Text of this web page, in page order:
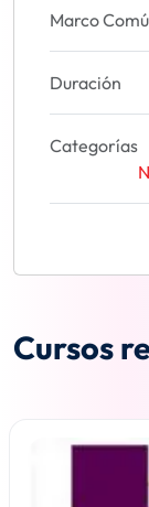
Marco
Duración
Categorías
Cursos